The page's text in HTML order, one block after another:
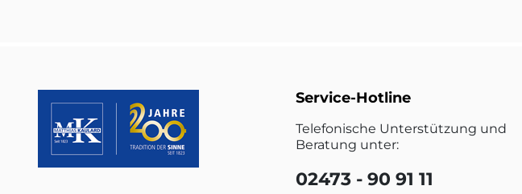
Service-Hotline
Telefonische Unterstützung und
Beratung unter:
02473 - 90 91 11